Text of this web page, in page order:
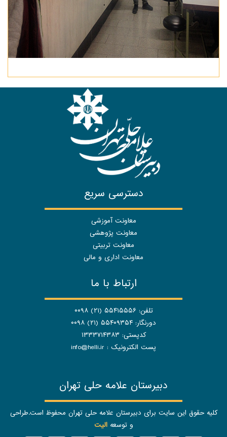
دسترسی سریع
معاونت آموزشی
معاونت پژوهشی
معاونت تربیتی
معاونت اداری و مالی
ارتباط با ما
تلفن: ۵۵۴۱۵۵۵۶ (۲۱) ۰۰۹۸
دورنگار: ۵۵۴۰۹۳۵۴ (۲۱) ۰۰۹۸
کدپستی: ۱۳۳۳۷۱۴۳۸۳
پست الکترونیک : info@helli.ir
دبیرستان علامه حلی تهران
کلیه حقوق این سایت برای دبیرستان علامه حلی تهران محفوظ است.طراحی
و توسعهالیت